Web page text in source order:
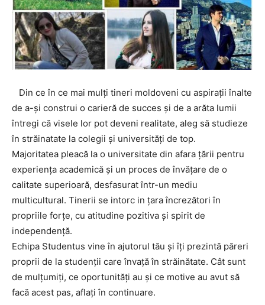
Din ce în ce mai mulți tineri moldoveni cu aspirații înalte
de a-și construi o carieră de succes și de a arăta lumii
întregi că visele lor pot deveni realitate, aleg să studieze
în străinatate la colegii și universități de top.
Majoritatea pleacă la o universitate din afara țării pentru
experiența academică și un proces de învățare de o
calitate superioară, desfasurat într-un mediu
multicultural. Tinerii se intorc in țara încrezători în
propriile forțe, cu atitudine pozitiva și spirit de
independență.
Echipa Studentus vine în ajutorul tău și îți prezintă păreri
proprii de la studenții care învață în străinătate. Cât sunt
de mulțumiți, ce oportunități au și ce motive au avut să
facă acest pas, aflați în continuare.